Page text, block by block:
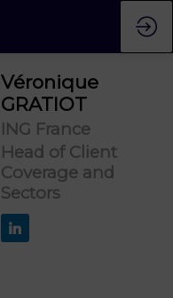
Véronique
GRATIOT
ING France
Head of Client
Coverage and
Sectors